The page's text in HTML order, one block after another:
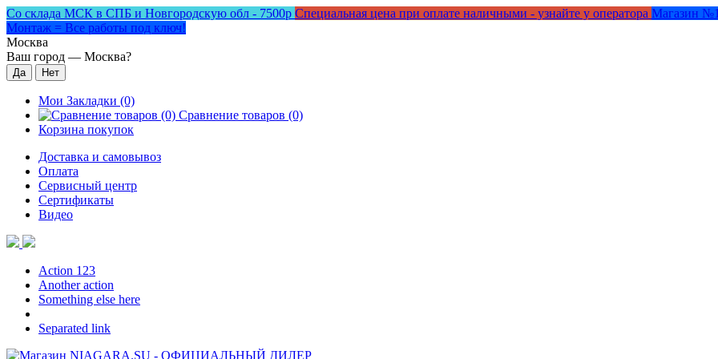
Со склада МСК в СПБ и Новгородскую обл - 7500р Специальная цена при оплате наличными - узнайте у оператора Магазин
Монтаж = Все работы под ключ!
Москва
Ваш город — Москва?
Мои Закладки (0)
Сравнение товаров (0)
Корзина покупок
Доставка и самовывоз
Оплата
Сервисный центр
Сертификаты
Видео
Action 123
Another action
Something else here
Separated link